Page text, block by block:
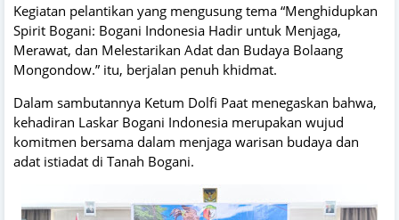
Kegiatan pelantikan yang mengusung tema “Menghidupkan
Spirit Bogani: Bogani Indonesia Hadir untuk Menjaga,
Merawat, dan Melestarikan Adat dan Budaya Bolaang
Mongondow.” itu, berjalan penuh khidmat.
Dalam sambutannya Ketum Dolfi Paat menegaskan bahwa,
kehadiran Laskar Bogani Indonesia merupakan wujud
komitmen bersama dalam menjaga warisan budaya dan
adat istiadat di Tanah Bogani.